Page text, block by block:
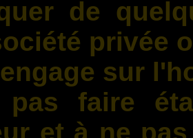
de
privée
sur
faire
et à ne